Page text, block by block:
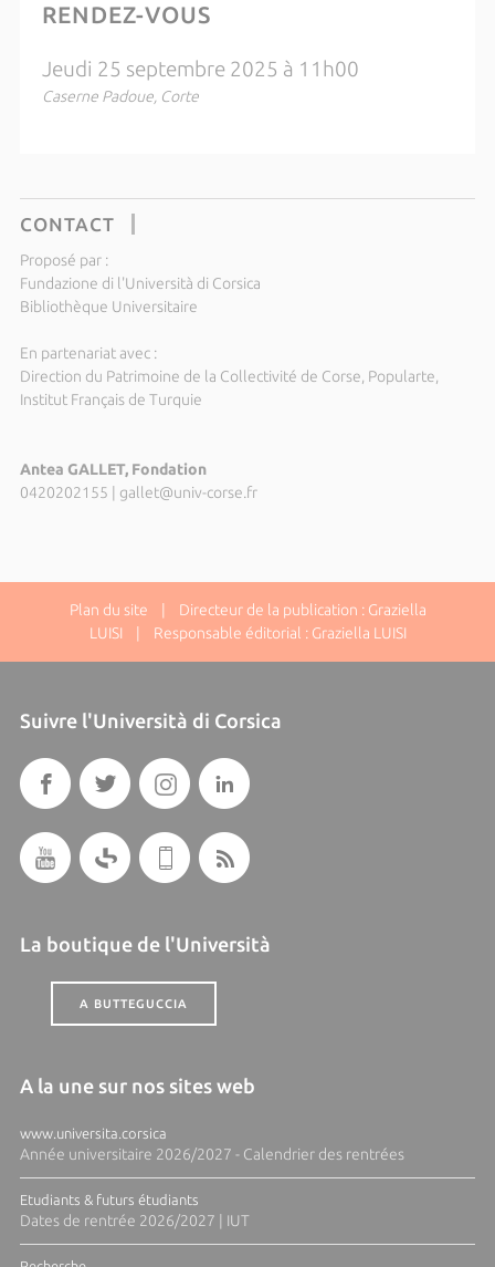
RENDEZ-VOUS
Jeudi 25 septembre 2025 à 11h00
Caserne Padoue, Corte
CONTACT
Proposé par :
Fundazione di l'Università di Corsica
Bibliothèque Universitaire
En partenariat avec :
Direction du Patrimoine de la Collectivité de Corse, Popularte,
Institut Français de Turquie
Antea GALLET, Fondation
0420202155
gallet@univ-corse.fr
Plan du site | Directeur de la publication : Graziella
LUISI | Responsable éditorial : Graziella LUISI
Suivre l'Università di Corsica
La boutique de l'Università
A BUTTEGUCCIA
A la une sur nos sites web
www.universita.corsica
Année universitaire 2026/2027 - Calendrier des rentrées
Etudiants & futurs étudiants
Dates de rentrée 2026/2027 | IUT